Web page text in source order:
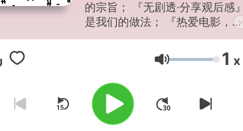
的宗旨； 『无剧透·分享观后感』
是我们的做法； 『热爱电影，共
同发梦』是我们的目标。 主持：
尴尬 + 左考（每月某周日下午直
状态稳定！是我们《电影考尴
赏》节目组的理性承诺。无剧透
影评 / 好片推介 / 省钱观影指
南。 每月和你分享最新的院线电
Volum 1 x